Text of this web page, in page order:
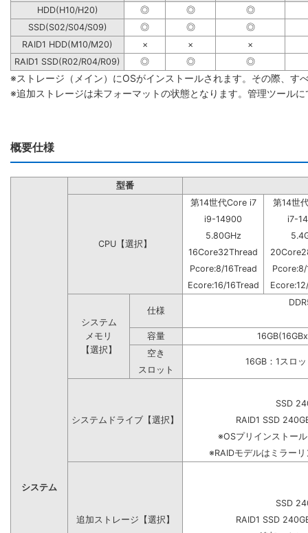
HDD(H10/H20)
◎ ◎
◎
SSD(S02/S04/S09)
◎ ◎
◎
RAID1 HDD(M10/M20)
× ×
×
RAID1 SSD(R02/R04/R09)
◎ ◎ ◎
※ストレージ（メイン）にOSがインストールされます。その際、す
※追加ストレージは未フォーマットの状態となります。管理ツール
概要仕様
システム
型番
CPU【選択】
第14世代Core i7
第14世
i9-14900
i7-
5.80GHz
16Core32Thread
Pcore:8/16Tread
Ecore:16/16Tread
システム
メモリ
【選択】
仕様
容量
空き
16GB：1スロ
スロット
システムドライブ【選択】
SSD
RAID1 SSD
※OSプリインストー
※RAIDモデルはミラー
追加ストレージ【選択】
SSD
RAID1 SSD